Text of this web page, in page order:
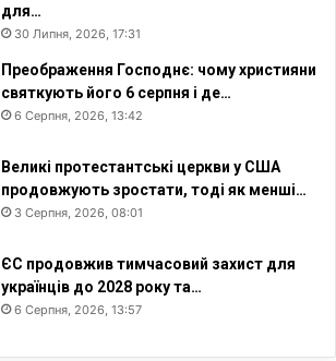
для…
30 Липня, 2026, 17:31
Преображення Господнє: чому християни
святкують його 6 серпня і де…
6 Серпня, 2026, 13:42
Великі протестантські церкви у США
продовжують зростати, тоді як менші…
3 Серпня, 2026, 08:01
ЄС продовжив тимчасовий захист для
українців до 2028 року та…
6 Серпня, 2026, 13:57